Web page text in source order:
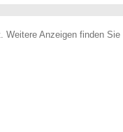
Weitere Anzeigen finden